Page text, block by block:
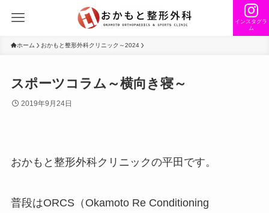
インスタグラ
ム
ホーム おかもと整形外科クリニック～2024
スポーツコラム～横向き寝～
2019年9月24日
おかもと整形外科クリニックの平田です。
普段はORCS（Okamoto Re Conditioning